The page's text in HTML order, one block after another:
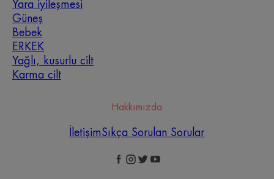
Yara iyileşmesi
Güneş
Bebek
ERKEK
Yağlı, kusurlu cilt
Karma cilt
Hakkımızda
İletişimSıkça Sorulan Sorular